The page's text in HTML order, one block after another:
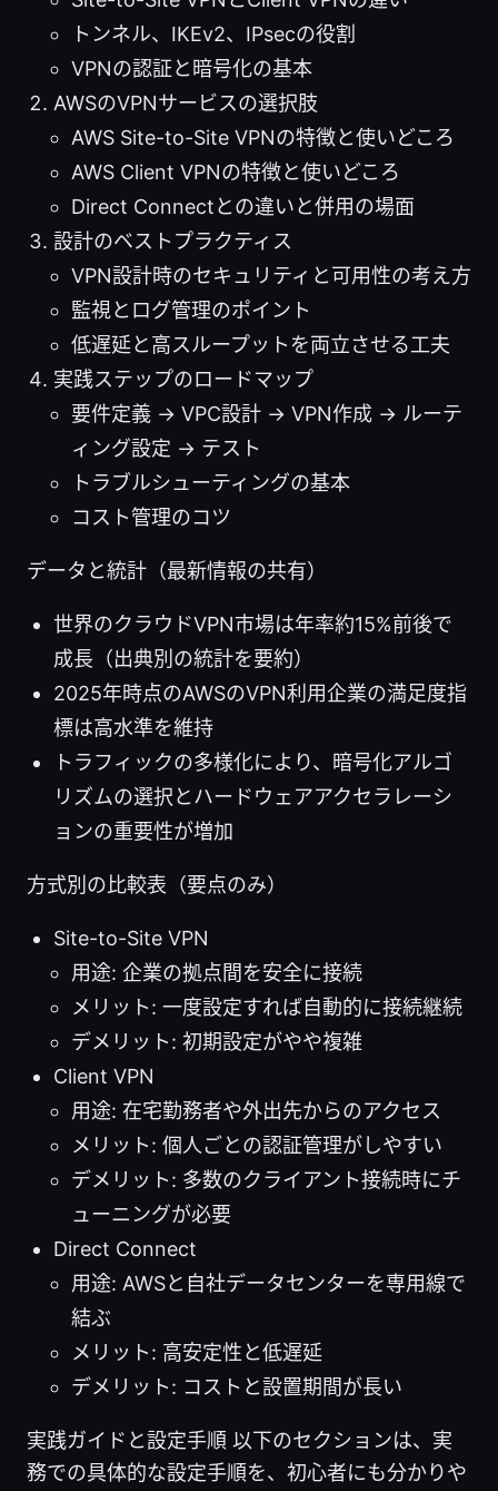
トンネル、IKEv2、IPsecの役割
VPNの認証と暗号化の基本
AWSのVPNサービスの選択肢
AWS Site-to-Site VPNの特徴と使いどころ
AWS Client VPNの特徴と使いどころ
Direct Connectとの違いと併用の場面
設計のベストプラクティス
VPN設計時のセキュリティと可用性の考え方
監視とログ管理のポイント
低遅延と高スループットを両立させる工夫
実践ステップのロードマップ
要件定義 → VPC設計 → VPN作成 → ルーテ
ィング設定 → テスト
トラブルシューティングの基本
コスト管理のコツ
データと統計（最新情報の共有）
世界のクラウドVPN市場は年率約15%前後で
成長（出典別の統計を要約）
2025年時点のAWSのVPN利用企業の満足度指
標は高水準を維持
トラフィックの多様化により、暗号化アルゴ
リズムの選択とハードウェアアクセラレーシ
ョンの重要性が増加
方式別の比較表（要点のみ）
Site-to-Site VPN
用途: 企業の拠点間を安全に接続
メリット: 一度設定すれば自動的に接続継続
デメリット: 初期設定がやや複雑
Client VPN
用途: 在宅勤務者や外出先からのアクセス
メリット: 個人ごとの認証管理がしやすい
デメリット: 多数のクライアント接続時にチ
ューニングが必要
Direct Connect
用途: AWSと自社データセンターを専用線で
結ぶ
メリット: 高安定性と低遅延
デメリット: コストと設置期間が長い
実践ガイドと設定手順 以下のセクションは、実
務での具体的な設定手順を、初心者にも分かりや